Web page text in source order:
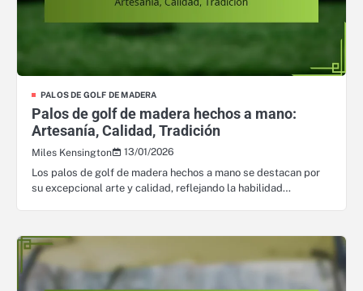
PALOS DE GOLF DE MADERA
Palos de golf de madera hechos a mano:
Artesanía, Calidad, Tradición
Miles Kensington
13/01/2026
Los palos de golf de madera hechos a mano se destacan por
su excepcional arte y calidad, reflejando la habilidad…